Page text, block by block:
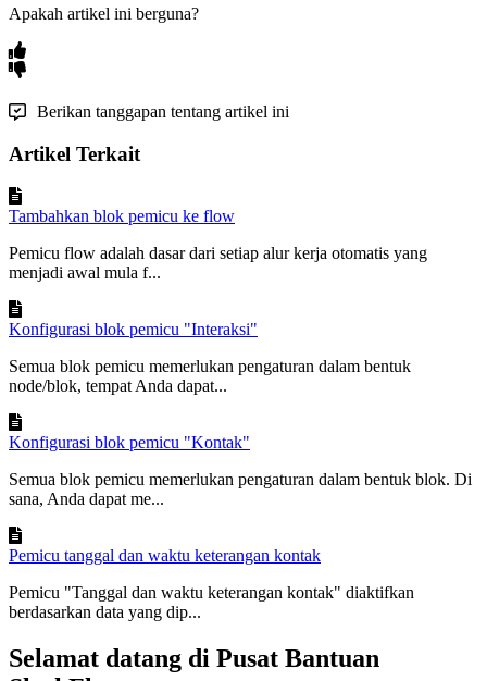
Apakah artikel ini berguna?
Berikan tanggapan tentang artikel ini
Artikel Terkait
Tambahkan blok pemicu ke flow
Pemicu flow adalah dasar dari setiap alur kerja otomatis yang
menjadi awal mula f...
Konfigurasi blok pemicu "Interaksi"
Semua blok pemicu memerlukan pengaturan dalam bentuk
node/blok, tempat Anda dapat...
Konfigurasi blok pemicu "Kontak"
Semua blok pemicu memerlukan pengaturan dalam bentuk blok. Di
sana, Anda dapat me...
Pemicu tanggal dan waktu keterangan kontak
Pemicu "Tanggal dan waktu keterangan kontak" diaktifkan
berdasarkan data yang dip...
Selamat datang di Pusat Bantuan